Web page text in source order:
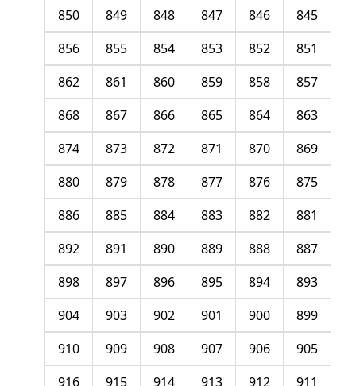
845
846
847
848
849
850
851
852
853
854
855
856
857
858
859
860
861
862
863
864
865
866
867
868
869
870
871
872
873
874
875
876
877
878
879
880
881
882
883
884
885
886
887
888
889
890
891
892
893
894
895
896
897
898
899
900
901
902
903
904
905
906
907
908
909
910
911
912
913
914
915
916